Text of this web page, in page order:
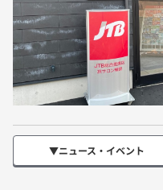
▼ニュース・イベント